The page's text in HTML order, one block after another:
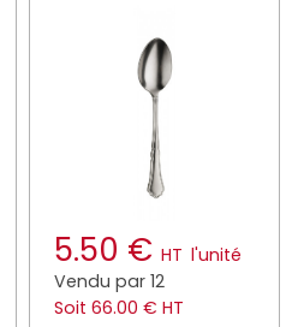
5.50 € HT l'unité
Vendu par 12
Soit 66.00 € HT